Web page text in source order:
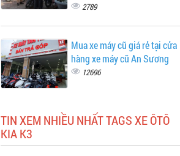
2789
Mua xe máy cũ giá rẻ tại cửa
hàng xe máy cũ An Sương
12696
TIN XEM NHIỀU NHẤT TAGS XE ÔTÔ
KIA K3